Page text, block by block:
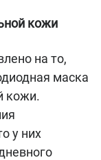
кожи
на то,
маска
кожи.
у них